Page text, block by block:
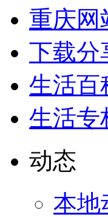
重庆网
下载分
生活百
生活专
动态
本地